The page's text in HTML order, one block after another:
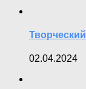
02.04.2024